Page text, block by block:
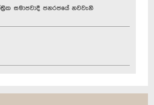
සමාජවාදී ජනරජයේ නවවැනි